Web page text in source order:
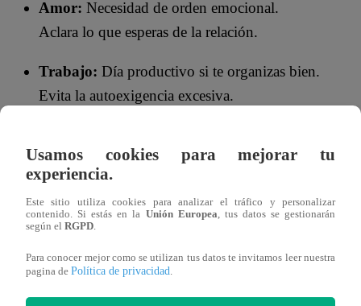
Amor: Necesidad de orden emocional.
Aclara lo que esperas de la relación.
Trabajo: Día productivo si te organizas bien.
Evita la autoexigencia excesiva.
Usamos cookies para mejorar tu
experiencia.
Este sitio utiliza cookies para analizar el tráfico y personalizar
contenido. Si estás en la Unión Europea, tus datos se gestionarán
según el RGPD.
Para conocer mejor como se utilizan tus datos te invitamos leer nuestra
pagina de Política de privacidad.